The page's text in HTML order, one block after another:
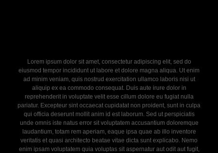
Lorem ipsum dolor sit amet, consectetur adipiscing elit, sed do
eiusmod tempor incididunt ut labore et dolore magna aliqua. Ut enim
ad minim veniam, quis nostrud exercitation ullamco laboris nisi ut
aliquip ex ea commodo consequat. Duis aute irure dolor in
reprehenderit in voluptate velit esse cillum dolore eu fugiat nulla
pariatur. Excepteur sint occaecat cupidatat non proident, sunt in culpa
qui officia deserunt mollit anim id est laborum. Sed ut perspiciatis
unde omnis iste natus error sit voluptatem accusantium doloremque
laudantium, totam rem aperiam, eaque ipsa quae ab illo inventore
veritatis et quasi architecto beatae vitae dicta sunt explicabo. Nemo
enim ipsam voluptatem quia voluptas sit aspernatur aut odit aut fugit,